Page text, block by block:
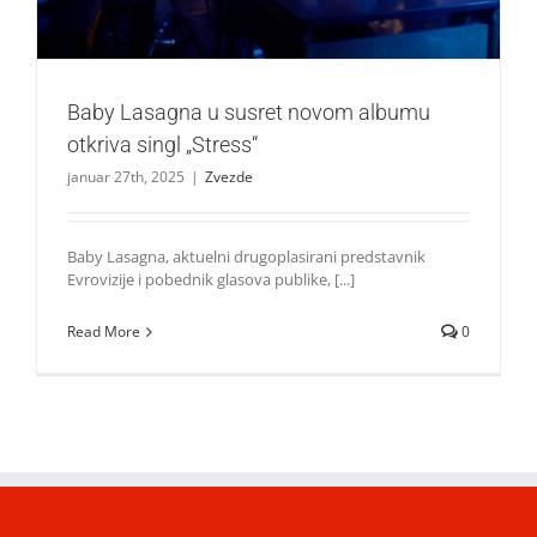
Baby Lasagna u susret novom albumu
otkriva singl „Stress“
januar 27th, 2025 | Zvezde
Baby Lasagna, aktuelni drugoplasirani predstavnik
Evrovizije i pobednik glasova publike, [...]
Read More 0